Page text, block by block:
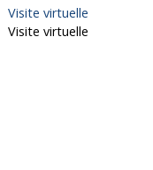
Visite virtuelle
Visite virtuelle